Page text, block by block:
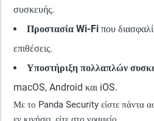
συσκευής.
Προστασία Wi-Fi που
επιθέσεις.
Υποστήριξη πολλαπλών
macOS, Android και iOS.
Με το Panda Security είστε πάντα